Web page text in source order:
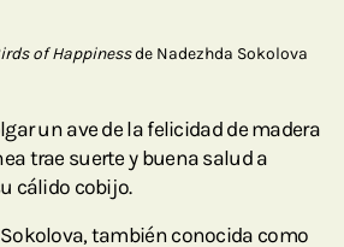
of Happinessde Nadezhda Sokolova
un ave de la felicidad de madera
trae suerte y buena salud a
cálido cobijo.
también conocida como